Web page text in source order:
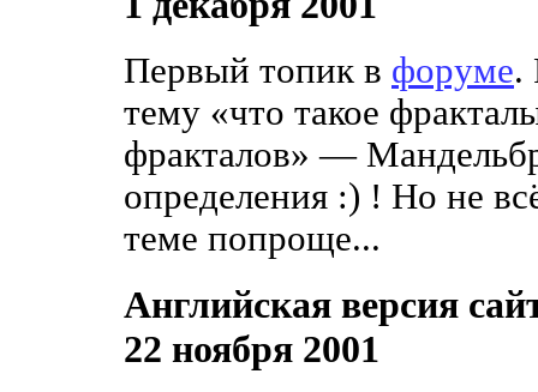
Первый топик в форуме.
тему «что такое
фракталов» —
определения :) ! Но не
теме попроще...
Английская версия
22 ноября 2001